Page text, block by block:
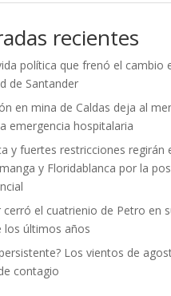
recientes
política que frenó el cambio
de Santander
en mina de Caldas deja al
emergencia hospitalaria
y fuertes restricciones regirán
y Floridablanca por la
cerró el cuatrienio de Petro en
los últimos años
Los vientos de
contagio